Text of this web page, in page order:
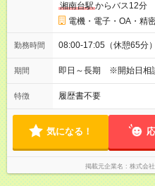
湘南台駅からバス12分
電機・電子・OA・精
勤務時間 08:00-17:05（休憩65分
期間 即日～長期 ※開始日相
特徴 履歴書不要
気になる！
掲載元企業名 株式会